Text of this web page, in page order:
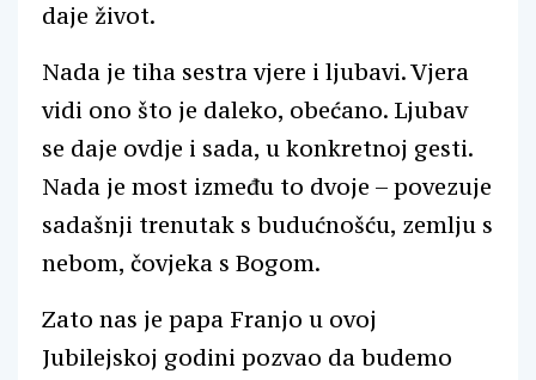
daje život.
Nada je tiha sestra vjere i ljubavi. Vjera
vidi ono što je daleko, obećano. Ljubav
se daje ovdje i sada, u konkretnoj gesti.
Nada je most između to dvoje – povezuje
sadašnji trenutak s budućnošću, zemlju s
nebom, čovjeka s Bogom.
Zato nas je papa Franjo u ovoj
Jubilejskoj godini pozvao da budemo